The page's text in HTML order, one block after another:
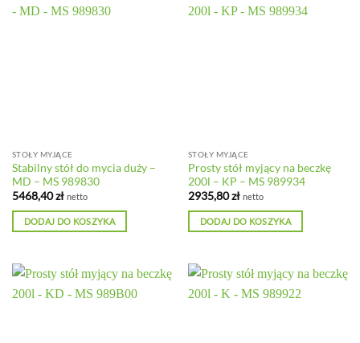
STOŁY MYJĄCE
Stabilny stół do mycia duży –
MD – MS 989830
5468,40zł netto
DODAJ DO KOSZYKA
STOŁY MYJĄCE
Prosty stół myjący na beczkę
200l – KP – MS 989934
2935,80zł netto
DODAJ DO KOSZYKA